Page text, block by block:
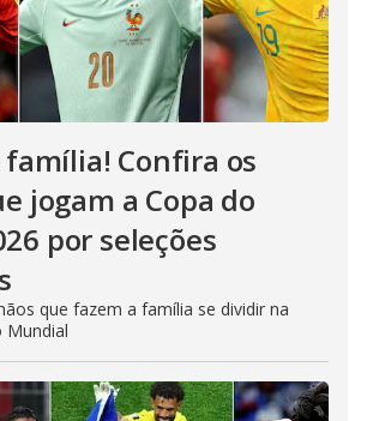
família! Confira os
jogam a Copa do
por seleções
que fazem a família se dividir na
Mundial